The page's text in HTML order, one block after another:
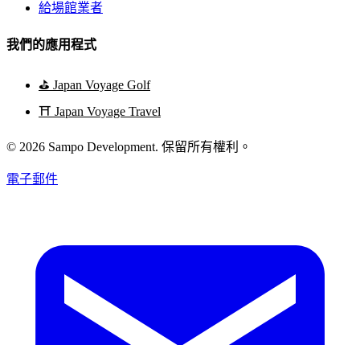
給場館業者
我們的應用程式
⛳ Japan Voyage Golf
⛩️ Japan Voyage Travel
© 2026 Sampo Development. 保留所有權利。
電子郵件